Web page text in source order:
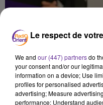
Le respect de
We and our (447) partnersdo
your consent and/or our
information on a device; Use
profiles for personalised
advertising; Measure
performance; Understand